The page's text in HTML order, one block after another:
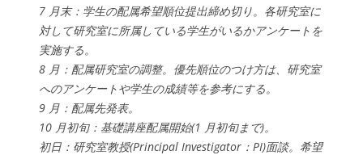
7 月末：学生の配属希望順位提出締め切り。各研究室に
対して研究室に所属している学生がいるかアンケートを
実施する。
8 月：配属研究室の調整。優先順位のつけ方は、研究室
へのアンケートや学生の成績等を参考にする。
9 月：配属先発表。
10 月初旬：基礎講座配属開始(1 月初旬まで)。
初日：研究室教授(Principal Investigator：PI)面談。希望